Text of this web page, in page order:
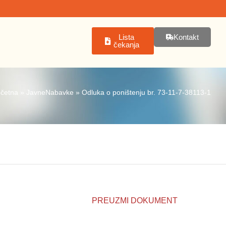
Lista
čekanja
Kontakt
JavneNabavke » Odluka o poništenju br. 73-11-7-38113-1
PREUZMI DOKUMENT